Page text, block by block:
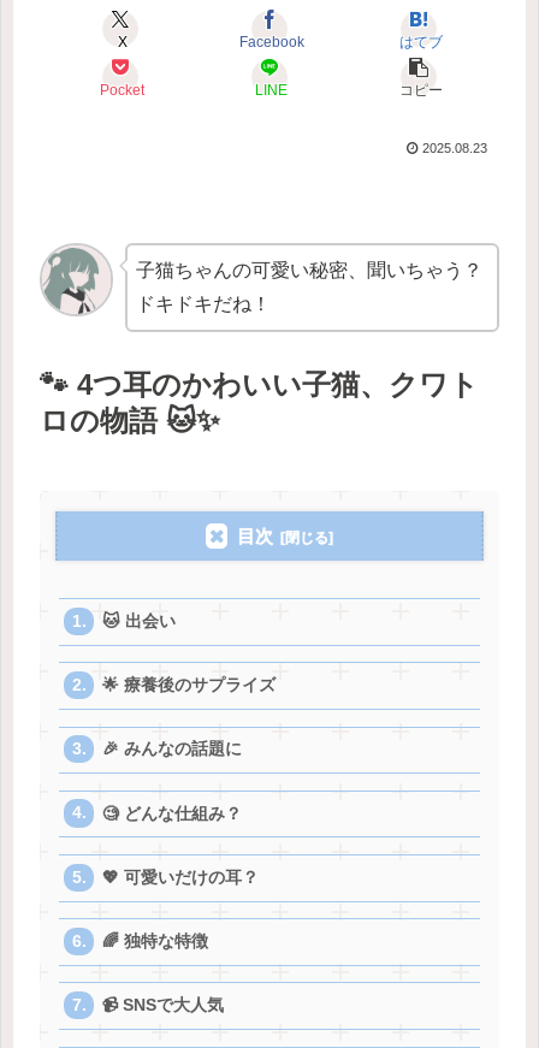
X Facebook はてブ
Pocket LINE コピー
2025.08.23
子猫ちゃんの可愛い秘密、聞いちゃう？
ドキドキだね！
🐾 4つ耳のかわいい子猫、クワト
ロの物語 🐱✨
目次
🐱 出会い
🌟 療養後のサプライズ
🎉 みんなの話題に
🧐 どんな仕組み？
💖 可愛いだけの耳？
🌈 独特な特徴
📹 SNSで大人気